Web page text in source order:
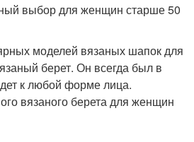
выбор для женщин старше 50
моделей вязаных шапок для
берет. Он всегда был в
к любой форме лица.
вязаного берета для женщин